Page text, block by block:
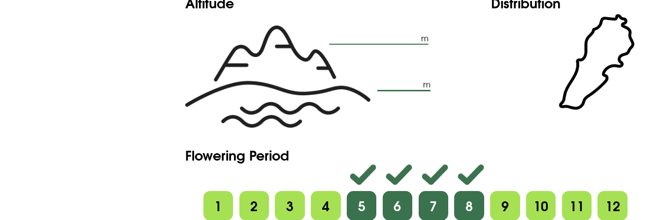
blancs très serrés (parfois un peu moins densément, sans arriver de loin à
devenir glabre ou glabrescent, à la base).
-Étendard fortement auricule à la base.
m
m
Flowering Period
1 2 3 4 5 6 7 8 9 10 11 12